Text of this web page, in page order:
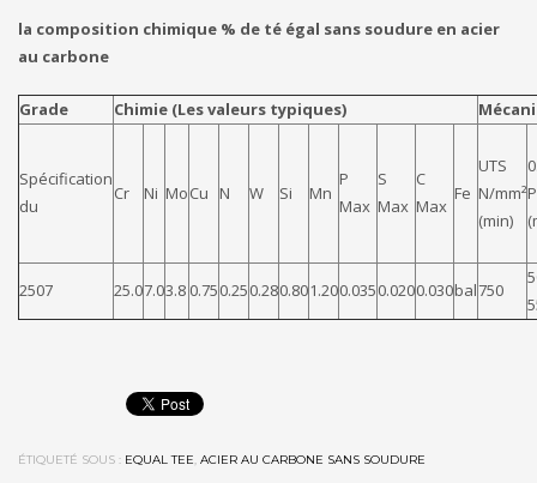
la composition chimique % de té égal sans soudure en acier
au carbone
Grade Chimie (Les valeurs typiques)
Spécification
du
Cr Ni MoCu N W Si Mn
P
Max
S
Max
C
Max
Fe
UTS
N/mm²
(min)
2507 25.07.03.8 0.750.250.280.801.200.0350.0200.030bal750
ÉTIQUETÉ SOUS : EQUAL TEE, ACIER AU CARBONE SANS SOUDURE